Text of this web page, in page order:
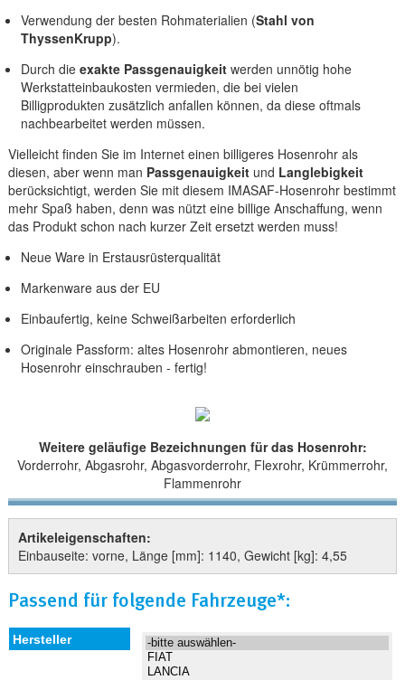
Verwendung der besten Rohmaterialien (Stahl von
ThyssenKrupp).
Durch dieexakte Passgenauigkeitwerden unnötig hohe
Werkstatteinbaukosten vermieden, die bei vielen
Billigprodukten zusätzlich anfallen können, da diese oftmals
nachbearbeitet werden müssen.
Vielleicht finden Sie im Internet einen billigeres Hosenrohr als
diesen, aber wenn man Passgenauigkeit und Langlebigkeit
berücksichtigt, werden Sie mit diesem IMASAF-Hosenrohr bestimmt
mehr Spaß haben, denn was nützt eine billige Anschaffung, wenn
das Produkt schon nach kurzer Zeit ersetzt werden muss!
Neue Ware in Erstausrüsterqualität
Markenware aus der EU
Einbaufertig, keine Schweißarbeiten erforderlich
Originale Passform: altes Hosenrohr abmontieren, neues
Hosenrohr einschrauben - fertig!
Weitere geläufige Bezeichnungen für das Hosenrohr:
Vorderrohr, Abgasrohr, Abgasvorderrohr, Flexrohr, Krümmerrohr,
Flammenrohr
Artikeleigenschaften:
Einbauseite: vorne, Länge [mm]: 1140, Gewicht [kg]: 4,55
Passend für folgende Fahrzeuge*: